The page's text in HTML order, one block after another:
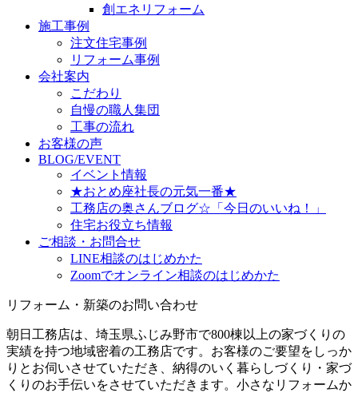
創エネリフォーム
施工事例
注文住宅事例
リフォーム事例
会社案内
こだわり
自慢の職人集団
工事の流れ
お客様の声
BLOG/EVENT
イベント情報
★おとめ座社長の元気一番★
工務店の奥さんブログ☆「今日のいいね！」
住宅お役立ち情報
ご相談・お問合せ
LINE相談のはじめかた
Zoomでオンライン相談のはじめかた
リフォーム・新築のお問い合わせ
朝日工務店は、埼玉県ふじみ野市で800棟以上の家づくりの
実績を持つ地域密着の工務店です。お客様のご要望をしっか
りとお伺いさせていただき、納得のいく暮らしづくり・家づ
くりのお手伝いをさせていただきます。小さなリフォームか